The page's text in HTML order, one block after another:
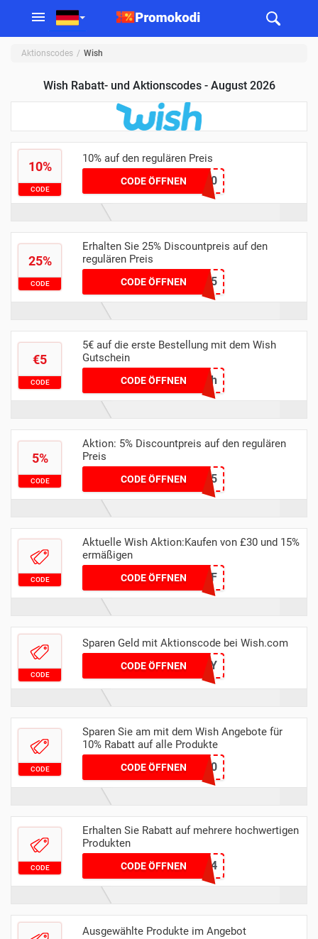
Aktionscodes Wish
Wish Rabatt- und Aktionscodes - August 2026
10%
CODE
10% auf den regulären Preis
CODE ÖFFNEN
COUPERTBF10
25%
CODE
Erhalten Sie 25% Discountpreis auf den
regulären Preis
CODE ÖFFNENGET25
€5
CODE
5€ auf die erste Bestellung mit dem Wish
Gutschein
CODE ÖFFNENcycgwqdh
5%
CODE
Aktion: 5% Discountpreis auf den regulären
Preis
CODE ÖFFNEN
ANKMOVINGARTS5
CODE
Aktuelle Wish Aktion:Kaufen von £30 und 15%
ermäßigen
CODE ÖFFNENWISH15OFF
CODE
Sparen Geld mit Aktionscode bei Wish.com
CODE ÖFFNENMOMSDAY
CODE
Sparen Sie am mit dem Wish Angebote für
10% Rabatt auf alle Produkte
CODE ÖFFNENDPF10
CODE
Erhalten Sie Rabatt auf mehrere hochwertigen
Produkten
CODE ÖFFNENLOVE24
Ausgewählte Produkte im Angebot